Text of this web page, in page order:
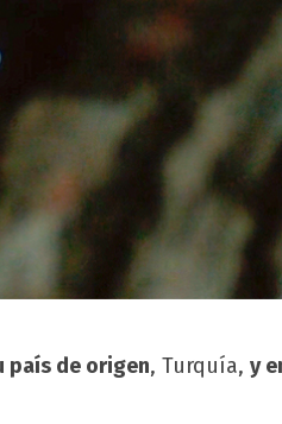
país de origen, Turquía, y